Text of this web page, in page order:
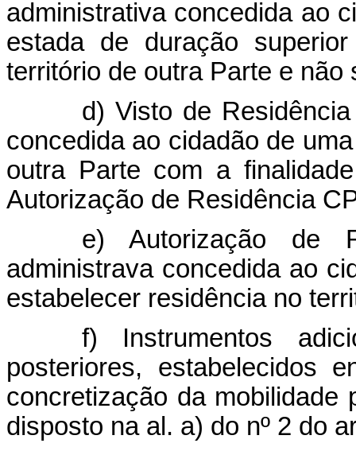
administrativa concedida ao
estada de duração
território de outra Parte e
d) Visto de
concedida ao cidadão de
outra Parte com a
Autorização de Residência
e) Autorização de
administrava concedida ao
estabelecer residência no
f) Instrumentos
posteriores, estabelecidos
concretização da mobilidade
disposto na al. a) do nº 2 do